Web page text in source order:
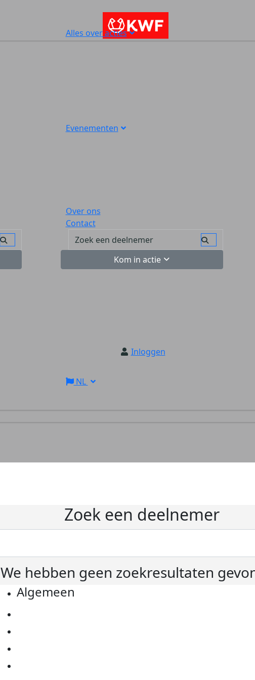
Alles over acties
Evenementen
Over ons
Contact
Kom in actie
Inloggen
NL
Zoek een deelnemer
We hebben geen zoekresultaten
Algemeen